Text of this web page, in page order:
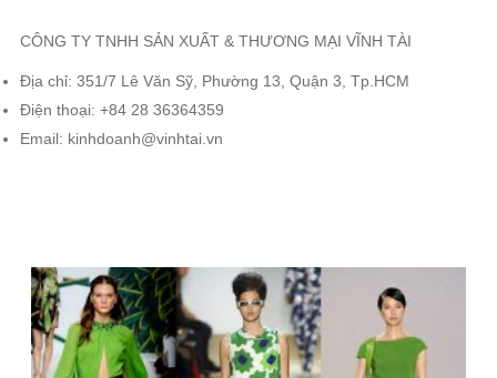
CÔNG TY TNHH SẢN XUẤT & THƯƠNG MẠI VĨNH TÀI
Địa chỉ: 351/7 Lê Văn Sỹ, Phường 13, Quận 3, Tp.HCM
Điện thoại: +84 28 36364359
Email: kinhdoanh@vinhtai.vn